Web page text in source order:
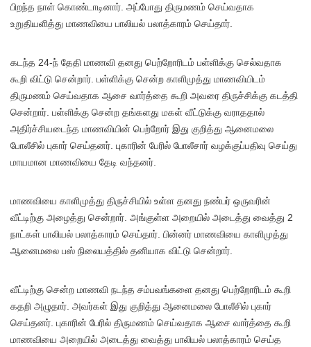
பிறந்த நாள் கொண்டாடினார். அப்போது திருமணம் செய்வதாக
உறுதியளித்து மாணவியை பாலியல் பலாத்காரம் செய்தார்.
கடந்த 24-ந் தேதி மாணவி தனது பெற்றோரிடம் பள்ளிக்கு செல்வதாக
கூறி விட்டு சென்றார். பள்ளிக்கு சென்ற காளிமுத்து மாணவியிடம்
திருமணம் செய்வதாக ஆசை வார்த்தை கூறி அவரை திருச்சிக்கு கடத்தி
சென்றார். பள்ளிக்கு சென்ற தங்களது மகள் வீட்டுக்கு வராததால்
அதிர்ச்சியடைந்த மாணவியின் பெற்றோர் இது குறித்து ஆனைமலை
போலீசில் புகார் செய்தனர். புகாரின் பேரில் போலீசார் வழக்குப்பதிவு செய்து
மாயமான மாணவியை தேடி வந்தனர்.
மாணவியை காளிமுத்து திருச்சியில் உள்ள தனது நண்பர் ஒருவரின்
வீட்டிற்கு அழைத்து சென்றார். அங்குள்ள அறையில் அடைத்து வைத்து 2
நாட்கள் பாலியல் பலாத்காரம் செய்தார். பின்னர் மாணவியை காளிமுத்து
ஆனைமலை பஸ் நிலையத்தில் தனியாக விட்டு சென்றார்.
வீட்டிற்கு சென்ற மாணவி நடந்த சம்பவங்களை தனது பெற்றோரிடம் கூறி
கதறி அழுதார். அவர்கள் இது குறித்து ஆனைமலை போலீசில் புகார்
செய்தனர். புகாரின் பேரில் திருமணம் செய்வதாக ஆசை வார்த்தை கூறி
மாணவியை அறையில் அடைத்து வைத்து பாலியல் பலாத்காரம் செய்த